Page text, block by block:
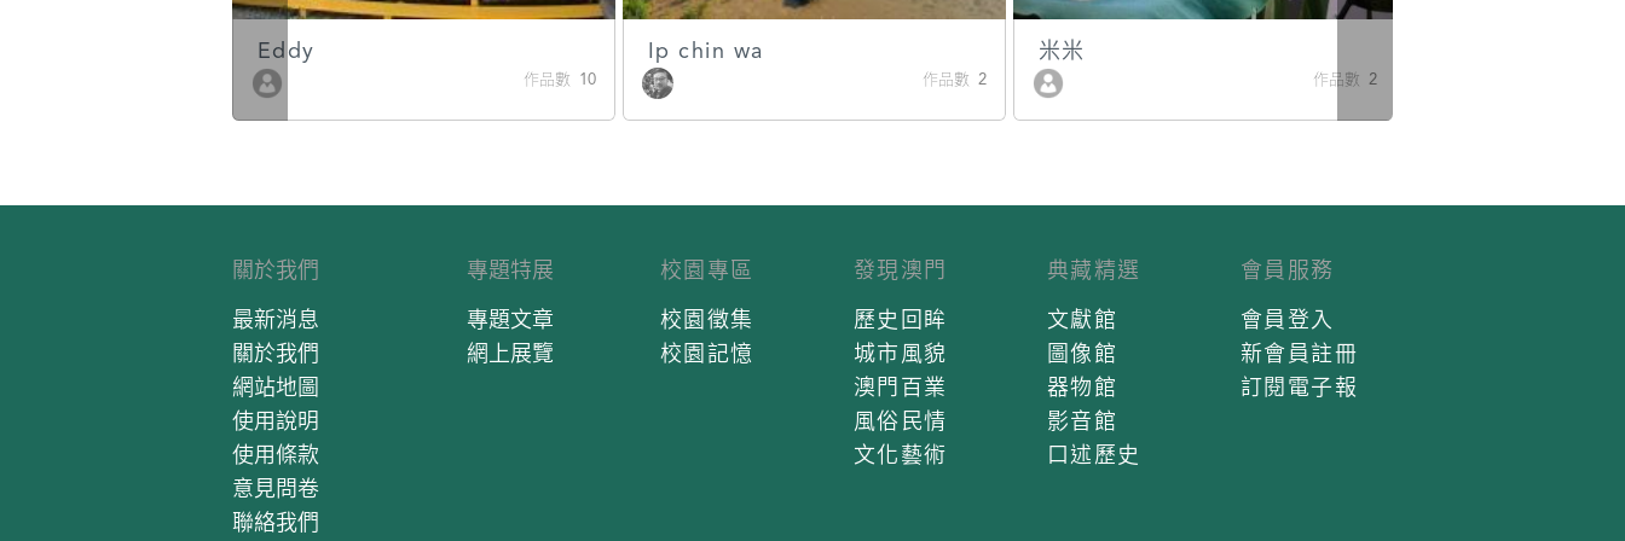
Eddy
作品數 10
Ip chin wa
作品數 2
米米
作品數 2
關於我們
最新消息
關於我們
網站地圖
使用說明
使用條款
意見問卷
聯絡我們
專題特展
專題文章
網上展覽
校園專區
校園徵集
校園記憶
發現澳門
歷史回眸
城市風貌
澳門百業
風俗民情
文化藝術
典藏精選
文獻館
圖像館
器物館
影音館
口述歷史
會員服務
會員登入
新會員註冊
訂閱電子報